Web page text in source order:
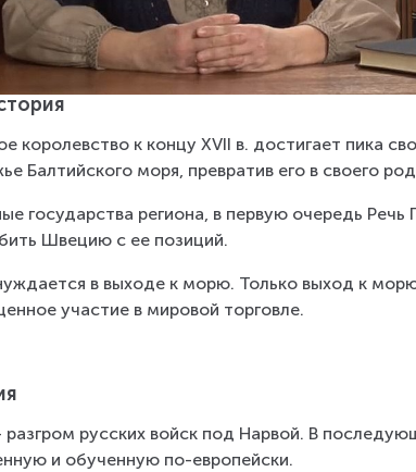
королевство к концу XVII в. достигает пика
Балтийского моря, превратив его в своего
государства региона, в первую очередь
Швецию с ее позиций.
в выходе к морю. Только выход к
участие в мировой торговле.
разгром русских войск под Нарвой. В
и обученную по-европейски.